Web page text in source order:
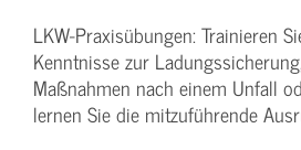
LKW-Praxisübungen: Trainieren
Kenntnisse zur
Maßnahmen nach einem Unfall
lernen Sie die mitzuführende